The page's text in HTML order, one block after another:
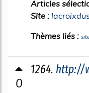
Articles
Site :
Thèmes liés :
0
1264. http://